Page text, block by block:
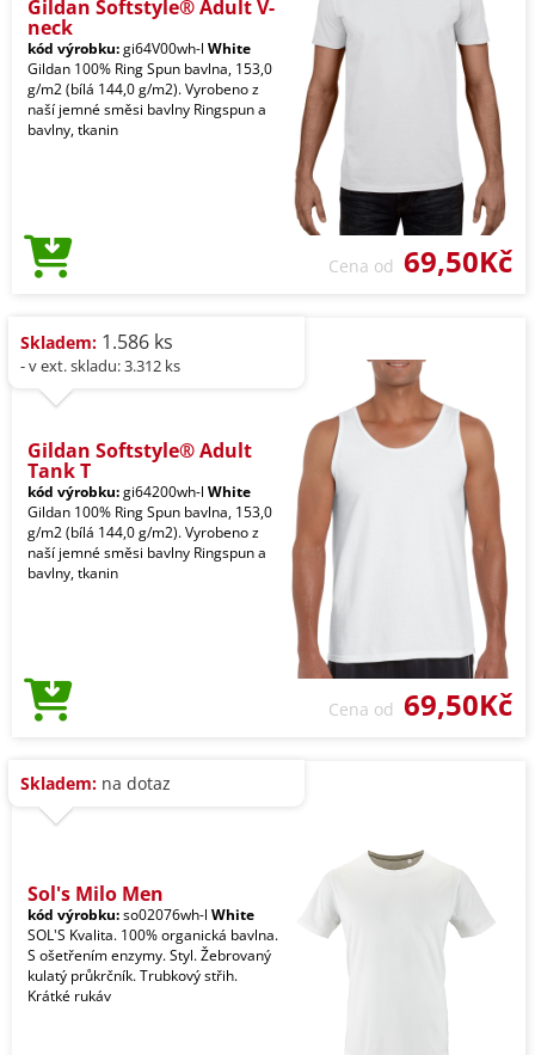
Gildan Softstyle® Adult V-
neck
kód výrobku:gi64V00wh-l White
Gildan 100% Ring Spun bavlna, 153,0
g/m2 (bílá 144,0 g/m2). Vyrobeno z
naší jemné směsi bavlny Ringspun a
bavlny, tkanin
Cena od 69,50Kč
Skladem: 1.586 ks
- v ext. skladu: 3.312 ks
Gildan Softstyle® Adult
Tank T
kód výrobku:gi64200wh-l White
Gildan 100% Ring Spun bavlna, 153,0
g/m2 (bílá 144,0 g/m2). Vyrobeno z
naší jemné směsi bavlny Ringspun a
bavlny, tkanin
Cena od 69,50Kč
Skladem: na dotaz
Sol's Milo Men
kód výrobku:so02076wh-l White
SOL'S Kvalita. 100% organická bavlna.
S ošetřením enzymy. Styl. Žebrovaný
kulatý průkrčník. Trubkový střih.
Krátké rukáv